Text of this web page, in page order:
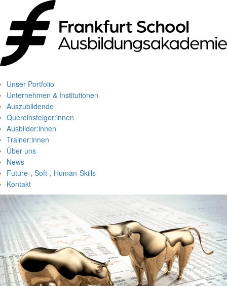
Unser Portfolio
Unternehmen & Institutionen
Auszubildende
Quereinsteiger:innen
Ausbilder:innen
Trainer:innen
Über uns
News
Future-, Soft-, Human-Skills
Kontakt